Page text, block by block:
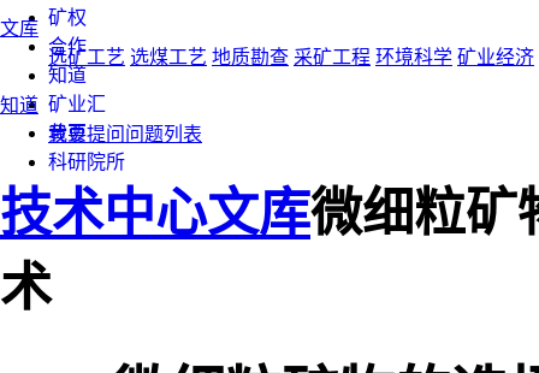
矿权
合作
知道
矿业汇
黄页
科研院所
文库
选矿工艺 选煤工艺 地质勘查 采矿工程 环境科学 矿业经济
知道
我要提问 问题列表
技术中心文库微细粒矿
术